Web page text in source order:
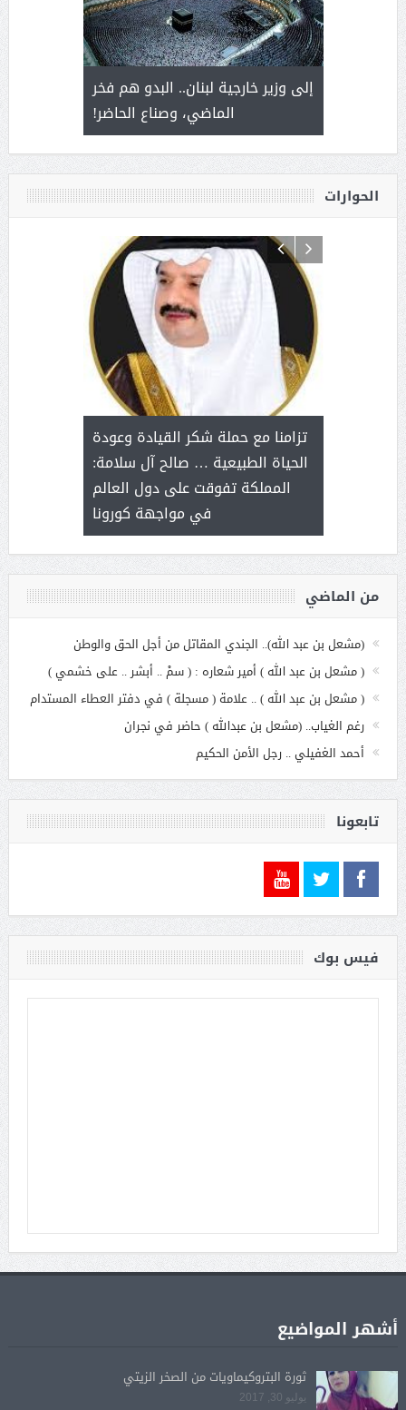
سلمان
إلى وزير خارجية لبنان.. البدو هم فخر
الماضي، وصناع الحاضر!
يحمل
من عشق
الحوارات
مع
بنت
تزامنا مع حملة شكر القيادة وعودة
الحياة الطبيعية … صالح آل سلامة:
المملكة تفوقت على دول العالم
في مواجهة كورونا
آل شرمه:
على برامج
من الماضي
(مشعل بن عبد الله).. الجندي المقاتل من أجل الحق والوطن
( مشعل بن عبد الله ) أمير شعاره : ( سمْ .. أبشر .. على خشمي )
( مشعل بن عبد الله ) .. علامة ( مسجلة ) في دفتر العطاء المستدام
رغم الغياب.. (مشعل بن عبدالله ) حاضر في نجران
أحمد الغفيلي .. رجل الأمن الحكيم
تابعونا
فيس بوك
أشهر المواضيع
ثورة البتروكيماويات من الصخر الزيتي
يوليو 30, 2017